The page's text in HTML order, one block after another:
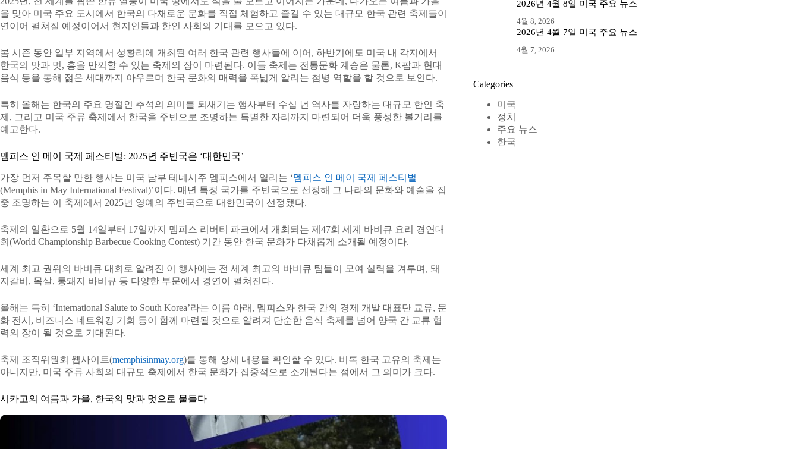
을 맞아 미국 주요 도시에서 한국의 다채로운 문화를 직접 체험하고 즐길 수 있는 대규모 한국 관련 축제들이
연이어 펼쳐질 예정이어서 현지인들과 한인 사회의 기대를 모으고 있다.
봄 시즌 동안 일부 지역에서 성황리에 개최된 여러 한국 관련 행사들에 이어, 하반기에도 미국 내 각지에서
한국의 맛과 멋, 흥을 만끽할 수 있는 축제의 장이 마련된다. 이들 축제는 전통문화 계승은 물론, K팝과 현대
음식 등을 통해 젊은 세대까지 아우르며 한국 문화의 매력을 폭넓게 알리는 첨병 역할을 할 것으로 보인다.
특히 올해는 한국의 주요 명절인 추석의 의미를 되새기는 행사부터 수십 년 역사를 자랑하는 대규모 한인 축
제, 그리고 미국 주류 축제에서 한국을 주빈으로 조명하는 특별한 자리까지 마련되어 더욱 풍성한 볼거리를
예고한다.
멤피스 인 메이 국제 페스티벌: 2025년 주빈국은 ‘대한민국’
가장 먼저 주목할 만한 행사는 미국 남부 테네시주 멤피스에서 열리는 ‘멤피스 인 메이 국제 페스티벌
(Memphis in May International Festival)’이다. 매년 특정 국가를 주빈국으로 선정해 그 나라의 문화와 예술을 집
중 조명하는 이 축제에서 2025년 영예의 주빈국으로 대한민국이 선정됐다.
축제의 일환으로 5월 14일부터 17일까지 멤피스 리버티 파크에서 개최되는 제47회 세계 바비큐 요리 경연대
회(World Championship Barbecue Cooking Contest) 기간 동안 한국 문화가 다채롭게 소개될 예정이다.
세계 최고 권위의 바비큐 대회로 알려진 이 행사에는 전 세계 최고의 바비큐 팀들이 모여 실력을 겨루며, 돼
지갈비, 목살, 통돼지 바비큐 등 다양한 부문에서 경연이 펼쳐진다.
올해는 특히 ‘International Salute to South Korea’라는 이름 아래, 멤피스와 한국 간의 경제 개발 대표단 교류, 문
화 전시, 비즈니스 네트워킹 기회 등이 함께 마련될 것으로 알려져 단순한 음식 축제를 넘어 양국 간 교류 협
력의 장이 될 것으로 기대된다.
축제 조직위원회 웹사이트(memphisinmay.org)를 통해 상세 내용을 확인할 수 있다. 비록 한국 고유의 축제는
아니지만, 미국 주류 사회의 대규모 축제에서 한국 문화가 집중적으로 소개된다는 점에서 그 의미가 크다.
시카고의 여름과 가을, 한국의 맛과 멋으로 물들다
2026년 4월 8일 미국 주요 뉴스
4월 8, 2026
2026년 4월 7일 미국 주요 뉴스
4월 7, 2026
Categories
미국
정치
주요 뉴스
한국